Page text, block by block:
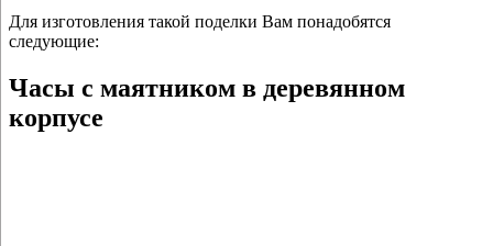
Для изготовления такой поделки Вам понадобятся
следующие:
Часы с маятником в деревянном
корпусе